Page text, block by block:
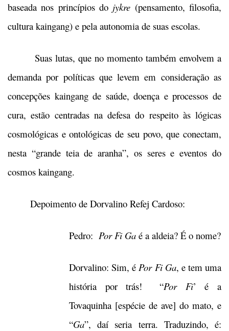
baseada nos princípios do jykre (pensamento, filosofia,
cultura kaingang) e pela autonomia de suas escolas.
Suas lutas, que no momento também envolvem a
demanda por políticas que levem em consideração as
concepções kaingang de saúde, doença e processos de
cura, estão centradas na defesa do respeito às lógicas
cosmológicas e ontológicas de seu povo, que conectam,
nesta “grande teia de aranha”, os seres e eventos do
cosmos kaingang.
Depoimento de Dorvalino Refej Cardoso:
Pedro: Por Fi Ga é a aldeia? É o nome?
Dorvalino: Sim, éPor Fi Ga, e tem uma
história por trás! “Por Fi’ é a
Tovaquinha [espécie de ave] do mato, e
“Ga”, daí seria terra. Traduzindo, é: